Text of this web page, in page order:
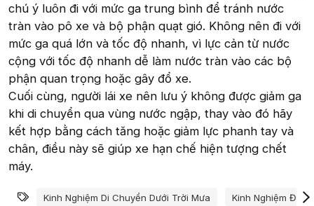
chú ý luôn đi với mức ga trung bình để tránh nước
tràn vào pô xe và bộ phận quạt gió. Không nên đi với
mức ga quá lớn và tốc độ nhanh, vì lực cản từ nước
cộng với tốc độ nhanh dễ làm nước tràn vào các bộ
phận quan trọng hoặc gây đổ xe.
Cuối cùng, người lái xe nên lưu ý không được giảm ga
khi di chuyển qua vùng nước ngập, thay vào đó hãy
kết hợp bằng cách tăng hoặc giảm lực phanh tay và
chân, điều này sẽ giúp xe hạn chế hiện tượng chết
máy.
Từ khóa
Kinh Nghiệm Di Chuyển Dưới Trời Mưa Kinh Nghiệm Đi